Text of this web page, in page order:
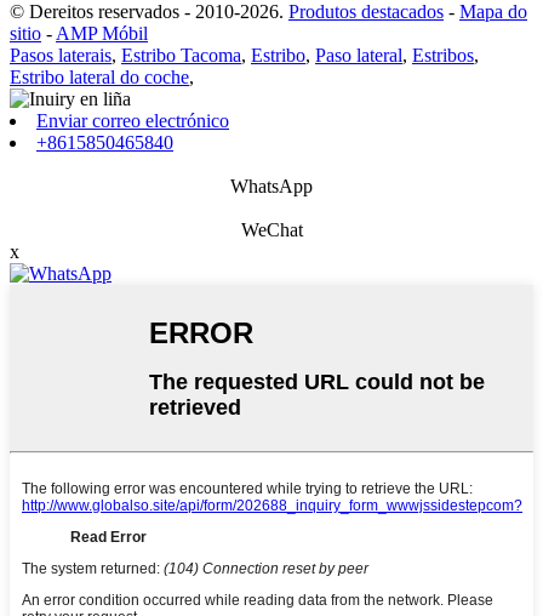
© Dereitos reservados - 2010-2026. Produtos destacados - Mapa do
sitio - AMP Móbil
Pasos laterais, Estribo Tacoma, Estribo, Paso lateral, Estribos,
Estribo lateral do coche,
Enviar correo electrónico
+8615850465840
WhatsApp
WeChat
x